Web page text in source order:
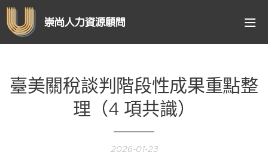
崇尚人力資源顧問
臺美關稅談判階段性成果重點整
理（4 項共識）
2026-01-23